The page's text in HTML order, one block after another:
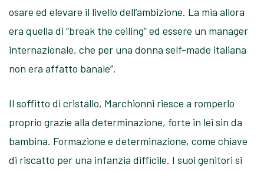
osare ed elevare il livello dell’ambizione. La mia allora
era quella di “break the ceiling” ed essere un manager
internazionale, che per una donna self-made italiana
non era affatto banale”.
Il soffitto di cristallo, Marchionni riesce a romperlo
proprio grazie alla determinazione, forte in lei sin da
bambina. Formazione e determinazione, come chiave
di riscatto per una infanzia difficile. I suoi genitori si